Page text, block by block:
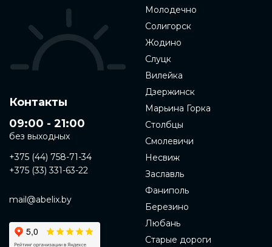
Контакты
09:00 - 21:00
без выходных
+375 (44) 758-71-34
+375 (33) 331-63-22
mail@abelix.by
Молодечно
Солигорск
Жодино
Слуцк
Вилейка
Дзержинск
Марьина Горка
Столбцы
Смолевичи
Несвиж
Заславль
Фаниполь
Березино
Любань
Старые дороги